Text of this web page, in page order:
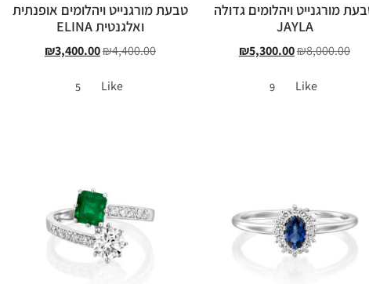
מורגנייט ויהלומים גדולה
JAYLA
₪8,000.00
₪5,300.00
Like
9
טבעת מורגנייט ויהלומים אופנתית
ואלגנטית ELINA
₪4,400.00
₪3,400.00
Like
5